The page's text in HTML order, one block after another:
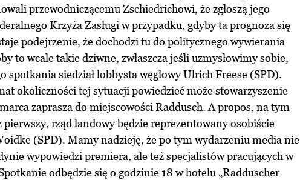
przewodniczącemu Zschiedrichowi, że zgłoszą jego
Krzyża Zasługi w przypadku, gdyby ta prognoza się
podejrzenie, że dochodzi tu do politycznego wywierania
to wcale takie dziwne, zwłaszcza jeśli uzmysłowimy sobie,
spotkania siedział lobbysta węglowy Ulrich Freese (SPD).
okoliczności tej sytuacji powiedzieć może stowarzyszenie
zaprasza do miejscowości Raddusch. A propos, na tym
rząd landowy będzie reprezentowany osobiście
(SPD). Mamy nadzieję, że po tym wydarzeniu media nie
wypowiedzi premiera, ale też specjalistów pracujących w
odbędzie się o godzinie 18 w hotelu „Radduscher